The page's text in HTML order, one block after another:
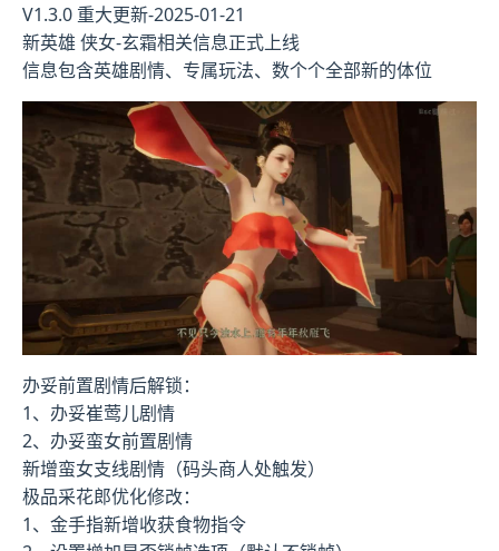
V1.3.0 重大更新-2025-01-21
新英雄 侠女-玄霜相关信息正式上线
信息包含英雄剧情、专属玩法、数个个全部新的体位
办妥前置剧情后解锁：
1、办妥崔莺儿剧情
2、办妥蛮女前置剧情
新增蛮女支线剧情（码头商人处触发）
极品采花郎优化修改：
1、金手指新增收获食物指令